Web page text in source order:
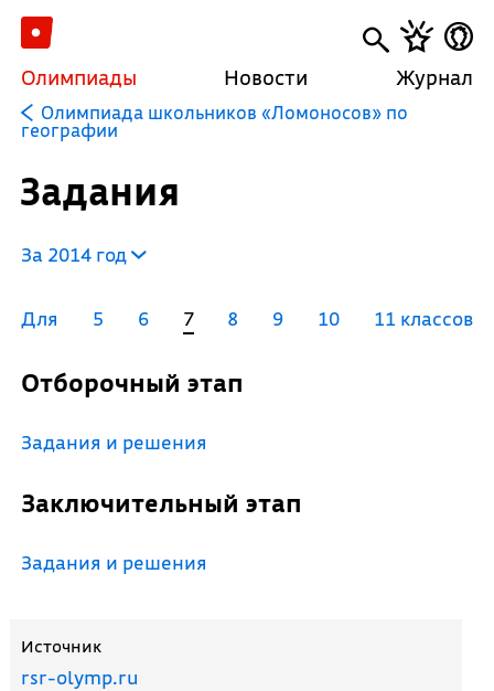
Олимпиады Новости Журнал
Олимпиада школьников «Ломоносов» по
географии
Задания
За 2014 год
Для 5 6 7 8 9 10 11 классов
Отборочный этап
Задания и решения
Заключительный этап
Задания и решения
Источник
rsr-olymp.ru